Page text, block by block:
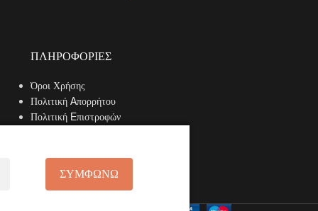
ΠΛΗΡΟΦΟΡΊΕΣ
Όροι Χρήσης
Πολιτική Aπορρήτου
Πολιτική Eπιστροφών
ΣΥΜΦΩΝΩ